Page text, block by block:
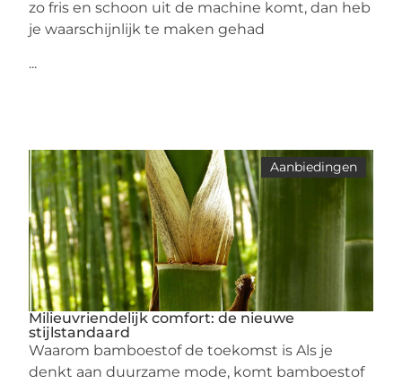
zo fris en schoon uit de machine komt, dan heb
je waarschijnlijk te maken gehad
...
Aanbiedingen
Milieuvriendelijk comfort: de nieuwe
stijlstandaard
Waarom bamboestof de toekomst is Als je
denkt aan duurzame mode, komt bamboestof